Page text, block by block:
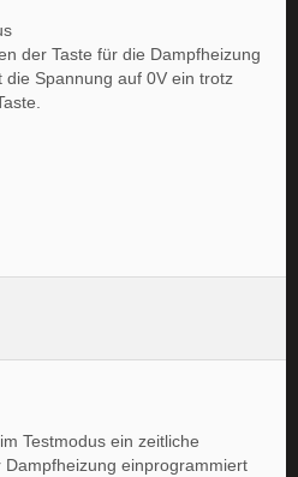
der Taste für die Dampfheizung
Spannung auf 0V ein trotz
Testmodus ein zeitliche
einprogrammiert